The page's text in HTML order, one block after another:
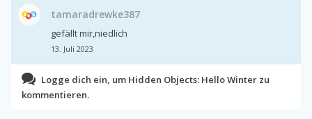
tamaradrewke387
gefällt mir,niedlich
13. Juli 2023
Logge dich ein, um Hidden Objects: Hello Winter zu
kommentieren.